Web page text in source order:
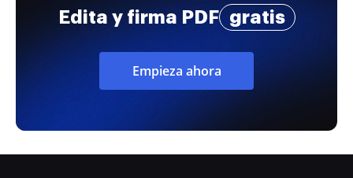
Edita y firma PDF gratis
Empieza ahora